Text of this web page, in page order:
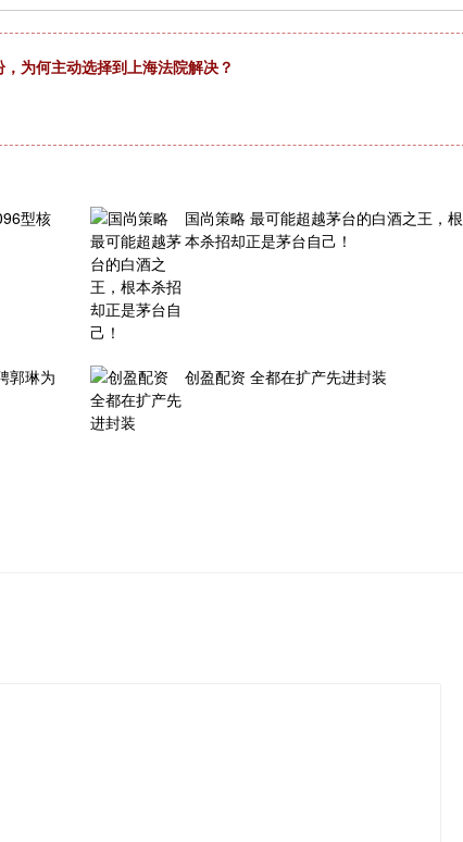
为何主动选择到上海法院解决？
型核
国尚策略 最可能超越茅台的白酒之王，根
本杀招却正是茅台自己！
郭琳为
创盈配资 全都在扩产先进封装